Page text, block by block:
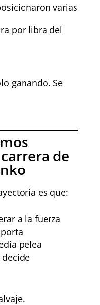
varias
por libra del
ganando. Se
de
es que:
a la fuerza
pelea
decide